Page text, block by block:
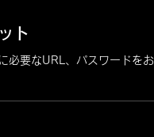
ト
必要なURL、パスワードをお